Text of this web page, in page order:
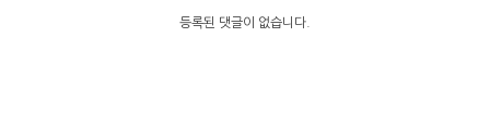
등록된 댓글이 없습니다.